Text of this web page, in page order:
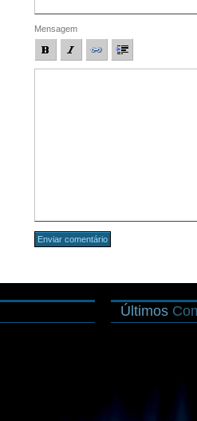
Mensagem
Últimos